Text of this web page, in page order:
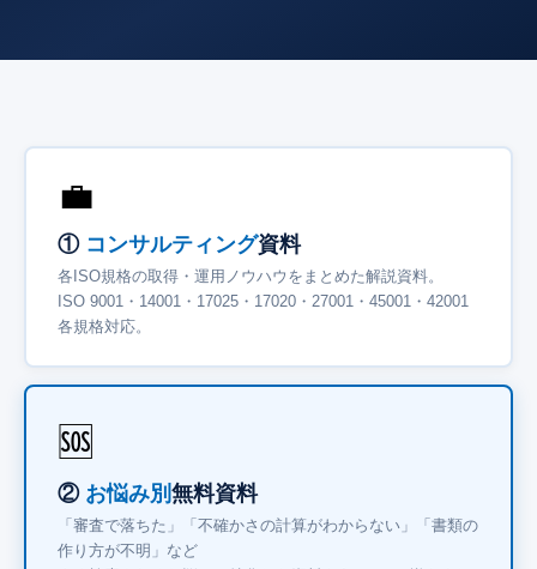
💼
① コンサルティング資料
各ISO規格の取得・運用ノウハウをまとめた解説資料。
ISO 9001・14001・17025・17020・27001・45001・42001
各規格対応。
🆘
②お悩み別無料資料
「審査で落ちた」「不確かさの計算がわからない」「書類の
作り方が不明」など